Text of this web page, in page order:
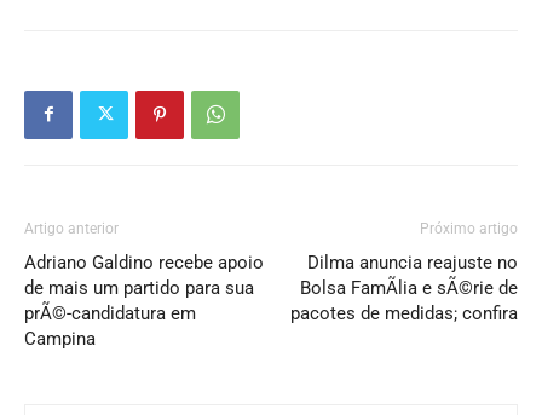
Artigo anterior
Adriano Galdino recebe apoio
de mais um partido para sua
prÃ©-candidatura em
Campina
Próximo artigo
Dilma anuncia reajuste no
Bolsa FamÃ­lia e sÃ©rie de
pacotes de medidas; confira